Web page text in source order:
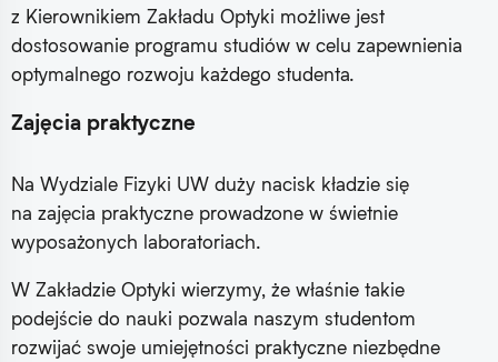
z Kierownikiem Zakładu Optyki możliwe jest
dostosowanie programu studiów w celu zapewnienia
optymalnego rozwoju każdego studenta.
Zajęcia praktyczne
Na Wydziale Fizyki UW duży nacisk kładzie się
na zajęcia praktyczne prowadzone w świetnie
wyposażonych laboratoriach.
W Zakładzie Optyki wierzymy, że właśnie takie
podejście do nauki pozwala naszym studentom
rozwijać swoje umiejętności praktyczne niezbędne